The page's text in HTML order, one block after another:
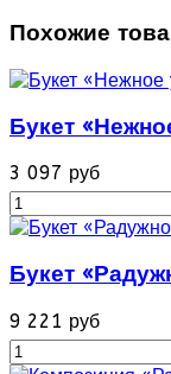
Похожие
Букет
3 097 руб
Букет
9 221 руб